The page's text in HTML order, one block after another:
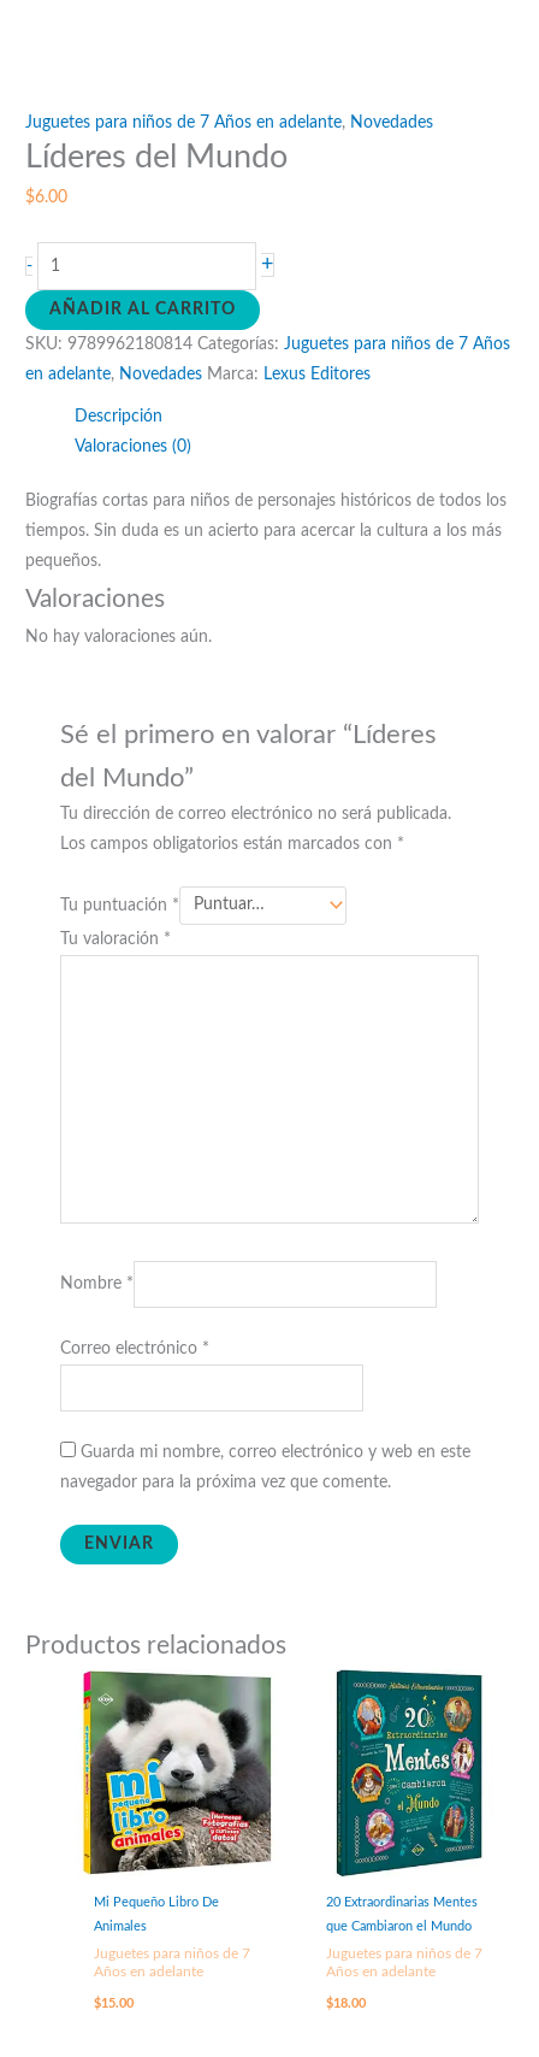
Juguetes para niños de 7 Años en adelante, Novedades
Líderes del Mundo
$6.00
-
Líderes
del
Mundo
cantidad
+
AÑADIR AL CARRITO
SKU:9789962180814 Categorías:Juguetes para niños de 7 Años
en adelante, Novedades Marca: Lexus Editores
Descripción
Valoraciones (0)
Biografías cortas para niños de personajes históricos de todos los
tiempos. Sin duda es un acierto para acercar la cultura a los más
pequeños.
Valoraciones
No hay valoraciones aún.
Sé el primero en valorar “Líderes
del Mundo”
Tu dirección de correo electrónico no será publicada.
Los campos obligatorios están marcados con *
Tu puntuación *
Tu valoración *
Nombre *
Correo electrónico *
Guarda mi nombre, correo electrónico y web en este
navegador para la próxima vez que comente.
Productos relacionados
Mi Pequeño Libro De
Animales
Juguetes para niños de 7
Años en adelante
$15.00
20 Extraordinarias Mentes
que Cambiaron el Mundo
Juguetes para niños de 7
Años en adelante
$18.00